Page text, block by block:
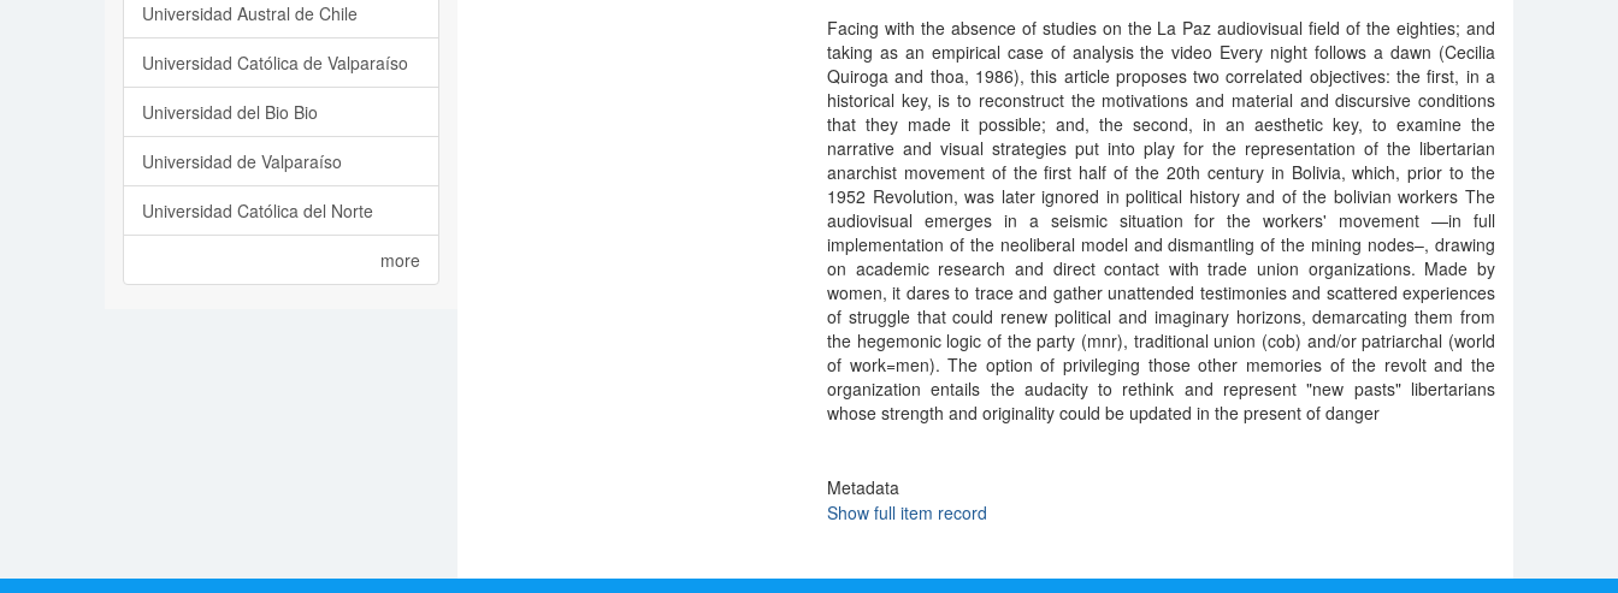
Facing with the absence of studies on the La Paz audiovisual field of the eighties; and
taking as an empirical case of analysis the video Every night follows a dawn (Cecilia
Quiroga and thoa, 1986), this article proposes two correlated objectives: the first, in a
historical key, is to reconstruct the motivations and material and discursive conditions
that they made it possible; and, the second, in an aesthetic key, to examine the
narrative and visual strategies put into play for the representation of the libertarian
anarchist movement of the first half of the 20th century in Bolivia, which, prior to the
1952 Revolution, was later ignored in political history and of the bolivian workers The
audiovisual emerges in a seismic situation for the workers' movement —in full
implementation of the neoliberal model and dismantling of the mining nodes–, drawing
on academic research and direct contact with trade union organizations. Made by
women, it dares to trace and gather unattended testimonies and scattered experiences
of struggle that could renew political and imaginary horizons, demarcating them from
the hegemonic logic of the party (mnr), traditional union (cob) and/or patriarchal (world
of work=men). The option of privileging those other memories of the revolt and the
organization entails the audacity to rethink and represent "new pasts" libertarians
whose strength and originality could be updated in the present of danger
Metadata
Show full item record
Universidad Austral de Chile
Universidad Católica de Valparaíso
Universidad del Bio Bio
Universidad de Valparaíso
Universidad Católica del Norte
more